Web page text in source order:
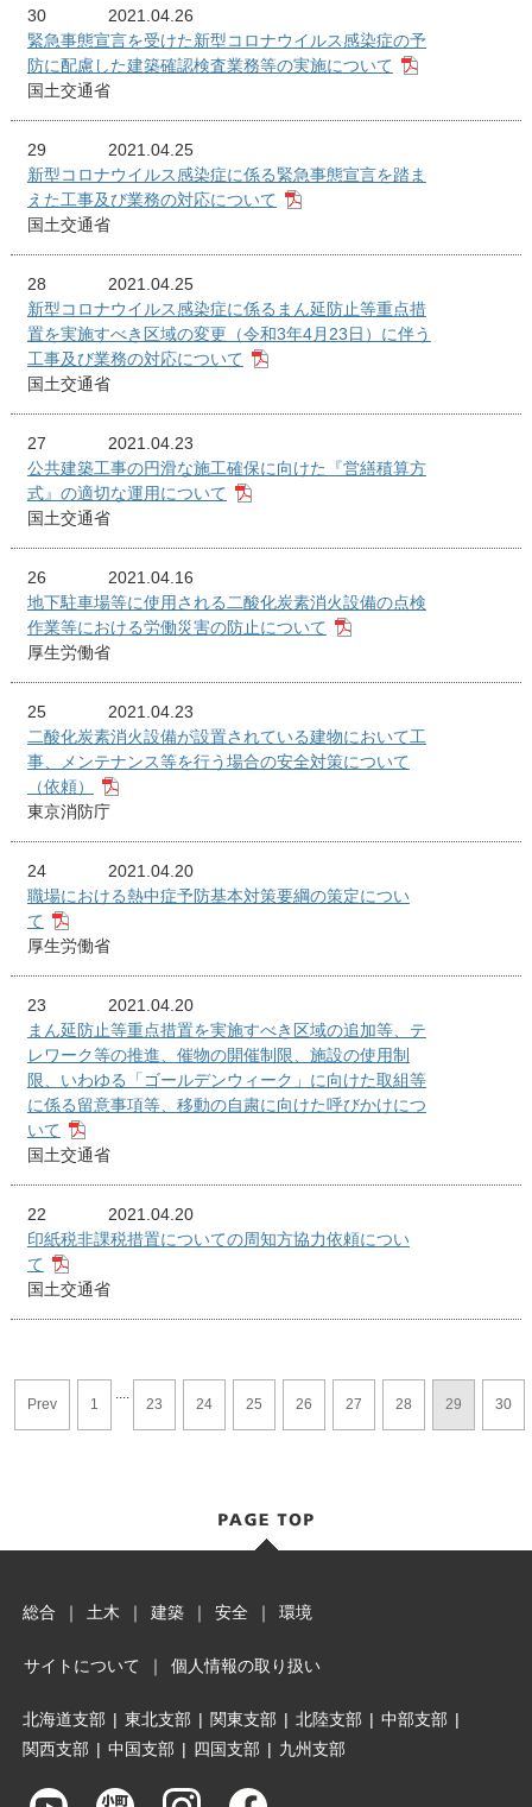
30
2021.04.26
緊急事態宣言を受けた新型コロナウイルス感染症の予
防に配慮した建築確認検査業務等の実施について
国土交通省
29
2021.04.25
新型コロナウイルス感染症に係る緊急事態宣言を踏ま
えた工事及び業務の対応について
国土交通省
28
2021.04.25
新型コロナウイルス感染症に係るまん延防止等重点措
置を実施すべき区域の変更（令和3年4月23日）に伴う
工事及び業務の対応について
国土交通省
27
2021.04.23
公共建築工事の円滑な施工確保に向けた『営繕積算方
式』の適切な運用について
国土交通省
26
2021.04.16
地下駐車場等に使用される二酸化炭素消火設備の点検
作業等における労働災害の防止について
厚生労働省
25
2021.04.23
二酸化炭素消火設備が設置されている建物において工
事、メンテナンス等を行う場合の安全対策について
（依頼）
東京消防庁
24
2021.04.20
職場における熱中症予防基本対策要綱の策定につい
て
厚生労働省
23
2021.04.20
まん延防止等重点措置を実施すべき区域の追加等、テ
レワーク等の推進、催物の開催制限、施設の使用制
限、いわゆる「ゴールデンウィーク」に向けた取組等
に係る留意事項等、移動の自粛に向けた呼びかけにつ
いて
国土交通省
22
2021.04.20
印紙税非課税措置についての周知方協力依頼につい
て
国土交通省
Prev 1
....
23 24 25 26 27 28 29 30
総合 ｜ 土木 ｜ 建築 ｜ 安全 ｜ 環境
サイトについて ｜ 個人情報の取り扱い
北海道支部 | 東北支部 | 関東支部 | 北陸支部 | 中部支部 |
関西支部 | 中国支部 | 四国支部 | 九州支部